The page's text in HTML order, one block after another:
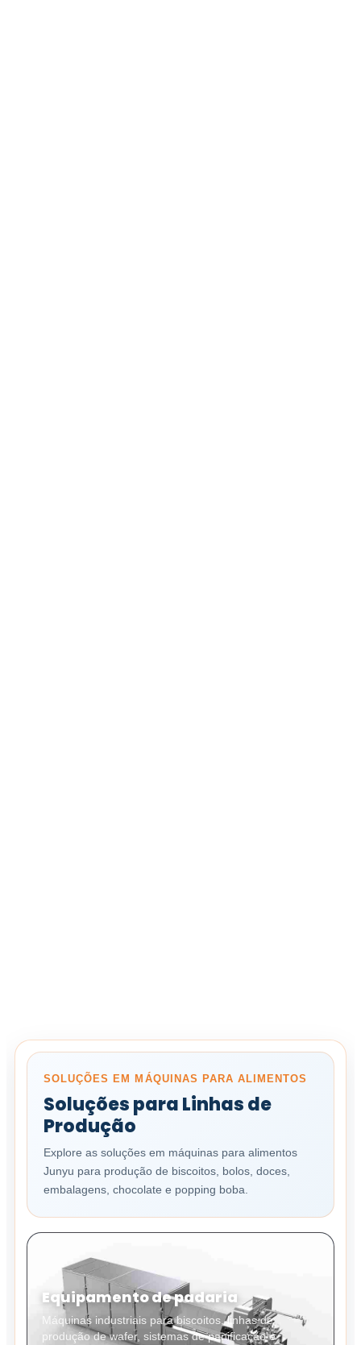
SOLUÇÕES EM MÁQUINAS PARA ALIMENTOS
Soluções para Linhas de
Produção
Explore as soluções em máquinas para alimentos
Junyu para produção de biscoitos, bolos, doces,
embalagens, chocolate e popping boba.
Equipamento de padaria
Máquinas industriais para biscoitos, linhas de
produção de wafer, sistemas de panificação e